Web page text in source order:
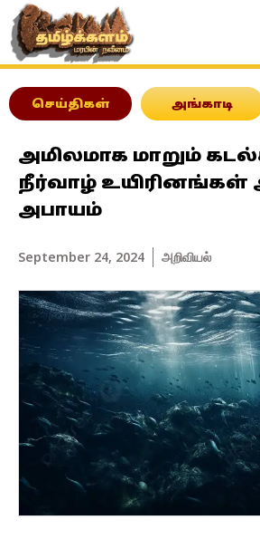
செய்திகள் அங்காடி
அமிலமாக மாறும்
நீர்வாழ் உயிரினங்கள்
அபாயம்
September 24, 2024 அறிவியல்